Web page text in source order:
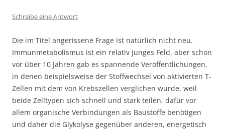
Schreibe eine Antwort
Die im Titel angerissene Frage ist natürlich nicht neu.
Immunmetabolismus ist ein relativ junges Feld, aber schon
vor über 10 Jahren gab es spannende Veröffentlichungen,
in denen beispielsweise der Stoffwechsel von aktivierten T-
Zellen mit dem von Krebszellen verglichen wurde, weil
beide Zelltypen sich schnell und stark teilen, dafür vor
allem organische Verbindungen als Baustoffe benötigen
und daher die Glykolyse gegenüber anderen, energetisch